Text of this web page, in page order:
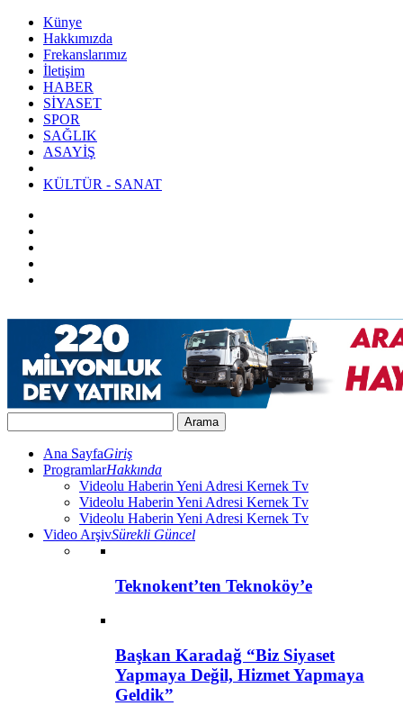
Künye
Hakkımızda
Frekanslarımız
İletişim
HABER
SİYASET
SPOR
SAĞLIK
ASAYİŞ
KÜLTÜR - SANAT
Ana SayfaGiriş
ProgramlarHakkında
Videolu Haberin Yeni Adresi Kernek Tv
Videolu Haberin Yeni Adresi Kernek Tv
Videolu Haberin Yeni Adresi Kernek Tv
Video ArşivSürekli Güncel
Teknokent’ten Teknoköy’e
Başkan Karadağ “Biz Siyaset
Yapmaya Değil, Hizmet Yapmaya
Geldik”